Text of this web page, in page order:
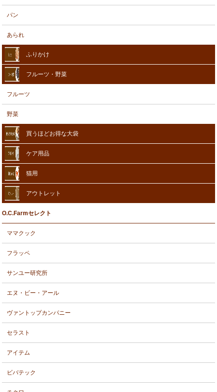
パン
あられ
ふりかけ
フルーツ・野菜
フルーツ
野菜
買うほどお得な大袋
ケア用品
猫用
アウトレット
O.C.Farmセレクト
ママクック
フラッペ
サンユー研究所
エヌ・ビー・アール
ヴァントップカンパニー
セラスト
アイテム
ビバテック